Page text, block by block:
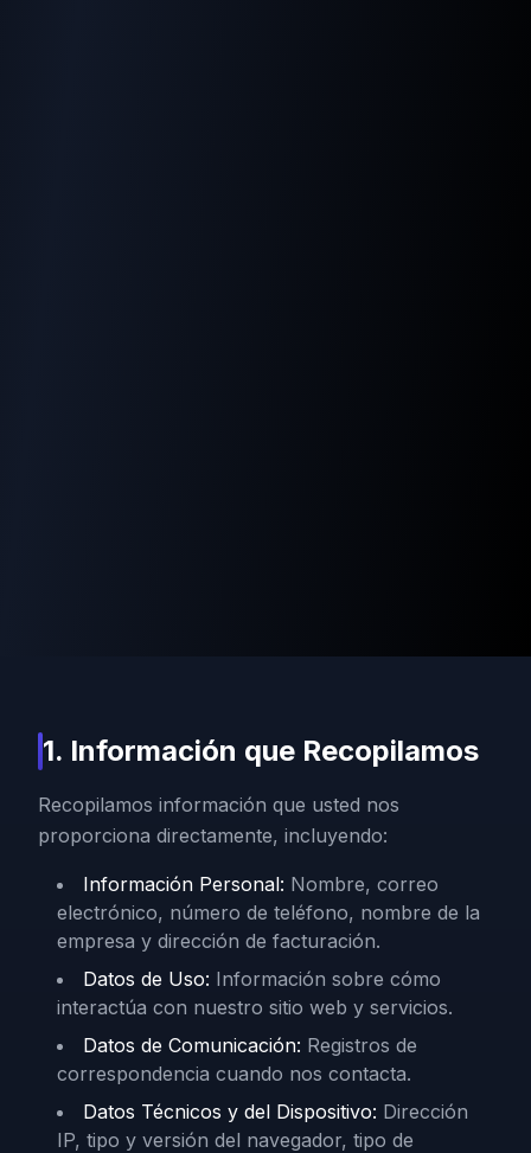
1. Información que Recopilamos
Recopilamos información que usted nos
proporciona directamente, incluyendo:
Información Personal: Nombre, correo
electrónico, número de teléfono, nombre de la
empresa y dirección de facturación.
Datos de Uso: Información sobre cómo
interactúa con nuestro sitio web y servicios.
Datos de Comunicación: Registros de
correspondencia cuando nos contacta.
Datos Técnicos y del Dispositivo: Dirección
IP, tipo y versión del navegador, tipo de